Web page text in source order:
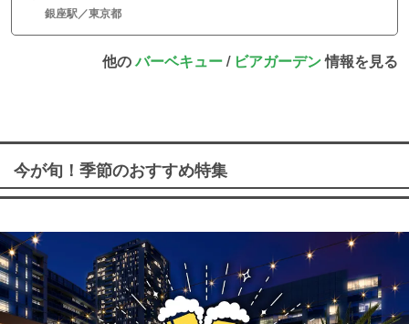
銀座駅／東京都
他のバーベキュー/ ビアガーデン情報を見る
今が旬！季節のおすすめ特集